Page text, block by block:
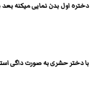
دختره اول بدن نمایی میکنه بعد
با دختر حشری به صورت داگی